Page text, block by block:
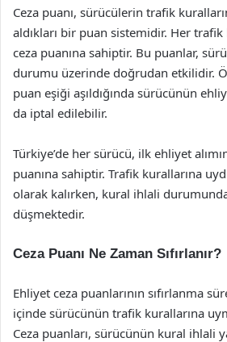
Ceza puanı, sürücülerin trafik
aldıkları bir puan sistemidir. Her
ceza puanına sahiptir. Bu puanlar,
durumu üzerinde doğrudan etkilidir.
puan eşiği aşıldığında sürücünün
da iptal edilebilir.
Türkiye’de her sürücü, ilk ehliyet
puanına sahiptir. Trafik kurallarına
olarak kalırken, kural ihlali
düşmektedir.
Ceza Puanı Ne Zaman Sıfırlanır?
Ehliyet ceza puanlarının sıfırlanma
içinde sürücünün trafik kurallarına
Ceza puanları, sürücünün kural ihlali